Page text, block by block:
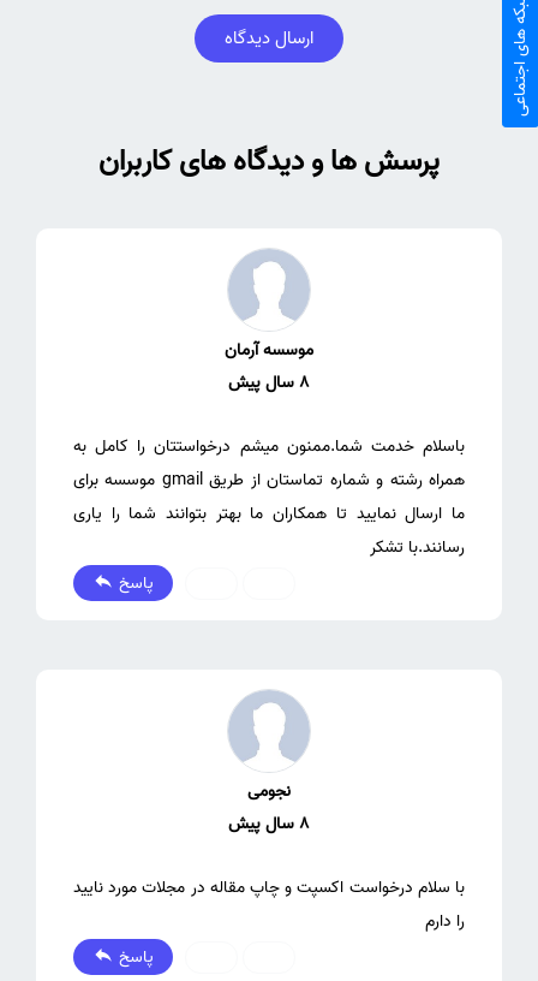
ارسال دیدگاه
پرسش ها و دیدگاه های کاربران
موسسه آرمان
8 سال پیش
باسلام خدمت شما.ممنون میشم درخواستتان را کامل به
همراه رشته و شماره تماستان از طریق gmail موسسه برای
ما ارسال نمایید تا همکاران ما بهتر بتوانند شما را یاری
رسانند.با تشکر
پاسخ
نجومی
8 سال پیش
با سلام درخواست اکسپت و چاپ مقاله در مجلات مورد نایید
را دارم
پاسخ
شبکه های اجتماعی